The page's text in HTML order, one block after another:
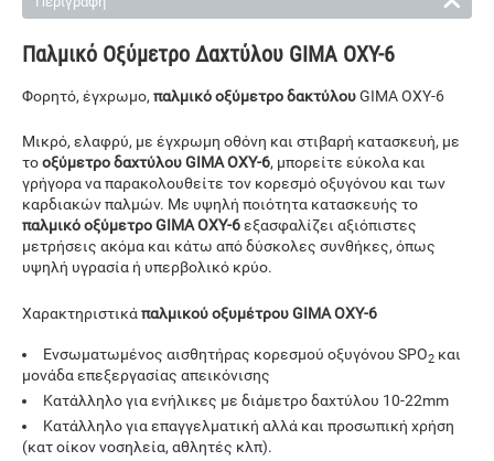
Παλμικό Οξύμετρο Δαχτύλου GIMA OXY-6
Φορητό, έγχρωμο, παλμικό οξύμετρο δακτύλουGIMA OXY-6
Μικρό, ελαφρύ, με έγχρωμη οθόνη και στιβαρή κατασκευή, με
τοοξύμετρο δαχτύλου GIMA OXY-6, μπορείτε εύκολα και
γρήγορα να παρακολουθείτε τον κορεσμό οξυγόνου και των
καρδιακών παλμών. Με υψηλή ποιότητα κατασκευής το
παλμικό οξύμετρο GIMA OXY-6εξασφαλίζει αξιόπιστες
μετρήσεις ακόμα και κάτω από δύσκολες συνθήκες, όπως
υψηλή υγρασία ή υπερβολικό κρύο.
Χαρακτηριστικάπαλμικού οξυμέτρου GIMA OXY-6
Ενσωματωμένος αισθητήρας κορεσμού οξυγόνου SPO2 και
μονάδα επεξεργασίας απεικόνισης
Κατάλληλο για ενήλικες με διάμετρο δαχτύλου 10-22mm
Κατάλληλο για επαγγελματική αλλά και προσωπική χρήση
(κατ οίκον νοσηλεία, αθλητές κλπ).